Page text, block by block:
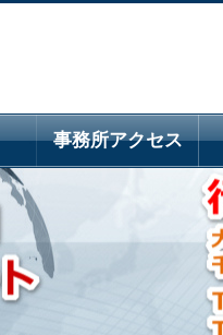
事務所アクセス